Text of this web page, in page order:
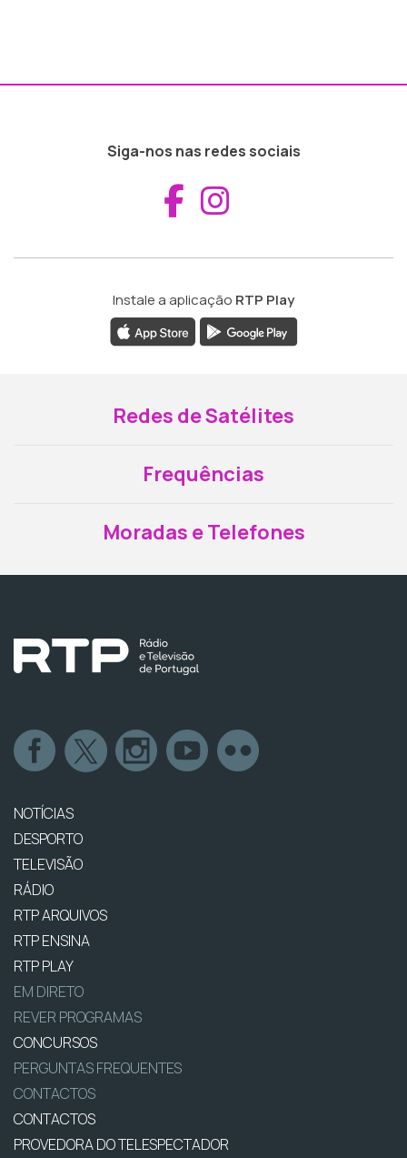
Siga-nos nas redes sociais
Aceder ao
Instale a aplicação RTP Play
Redes de Satélites
Frequências
Moradas e Telefones
NOTÍCIAS
DESPORTO
TELEVISÃO
RÁDIO
RTP ARQUIVOS
RTP ENSINA
RTP PLAY
EM DIRETO
REVER PROGRAMAS
CONCURSOS
PERGUNTAS FREQUENTES
CONTACTOS
CONTACTOS
PROVEDORA DO TELESPECTADOR